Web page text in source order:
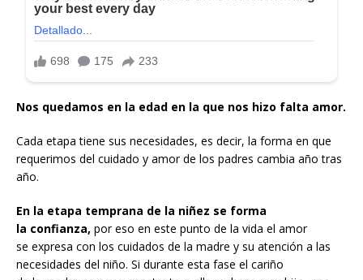
Nos quedamos en la edad en la que nos hizo falta amor.
Cada etapa tiene sus necesidades, es decir, la forma en que
requerimos del cuidado y amor de los padres cambia año tras
año.
En la etapa temprana de la niñez se forma
la confianza, por eso en este punto de la vida el amor
se expresa con los cuidados de la madre y su atención a las
necesidades del niño. Si durante esta fase el cariño